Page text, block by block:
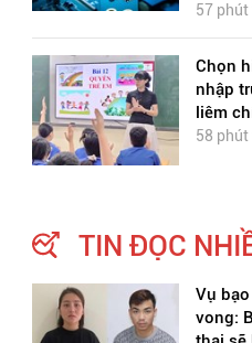
57 phút
Chọn
nhập
liêm
58 phút
TIN ĐỌC
Vụ
vong: